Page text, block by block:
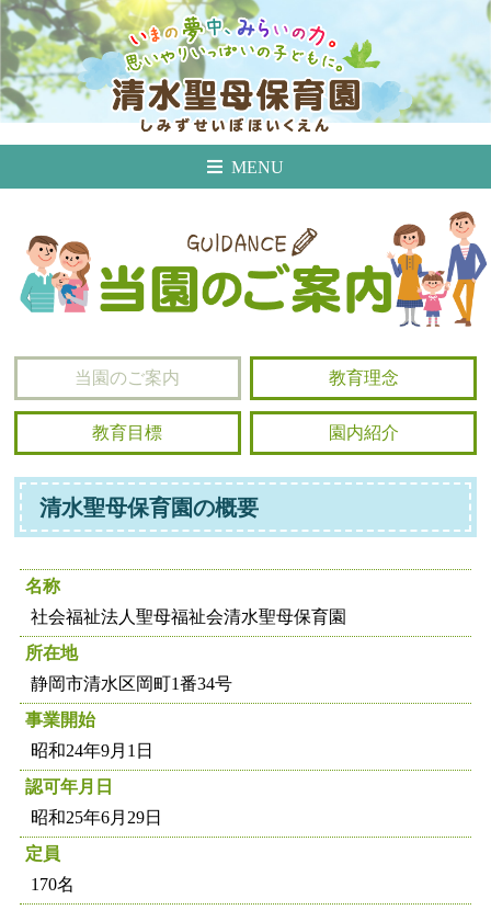
MENU
当園のご案内 教育理念
教育目標 園内紹介
清水聖母保育園の概要
名称
社会福祉法人聖母福祉会清水聖母保育園
所在地
静岡市清水区岡町1番34号
事業開始
昭和24年9月1日
認可年月日
昭和25年6月29日
定員
170名